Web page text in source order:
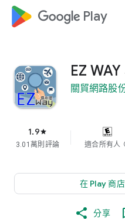
google_logo Play
EZ
關貿網路股
1.9star
3.01萬則評論 適合所有人
在 Play 商
分享